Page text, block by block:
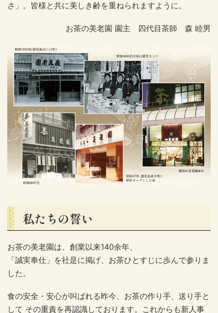
さ」。皆様と共に美しき齢を重ねられますように。
お茶の美老園 園主 四代目茶師 森 睦男
私たちの誓い
お茶の美老園は、創業以来140余年、
「誠実奉仕」を社是に掲げ、お茶ひとすじに歩んで参りま
した。
食の安全・安心が叫ばれる昨今、お茶の作り手、送り手と
して その重責を再認識しております。これからも新人事